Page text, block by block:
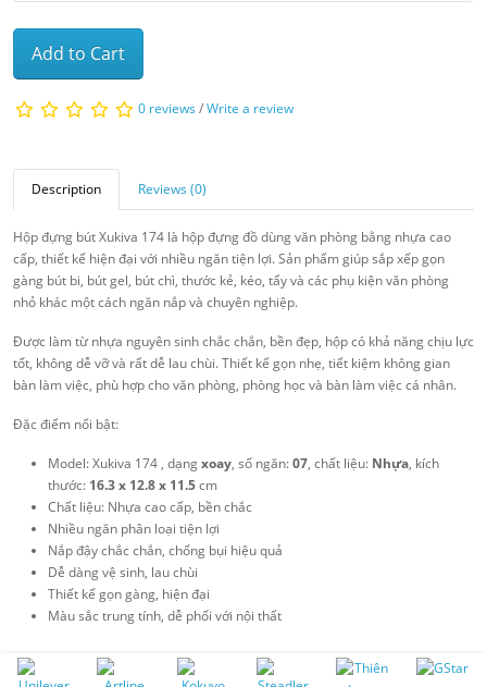
Add to Cart
0 reviews/Write a review
Description Reviews (0)
Hộp đựng bút Xukiva 174 là hộp đựng đồ dùng văn phòng bằng nhựa cao
cấp, thiết kế hiện đại với nhiều ngăn tiện lợi. Sản phẩm giúp sắp xếp gọn
gàng bút bi, bút gel, bút chì, thước kẻ, kéo, tẩy và các phụ kiện văn phòng
nhỏ khác một cách ngăn nắp và chuyên nghiệp.
Được làm từ nhựa nguyên sinh chắc chắn, bền đẹp, hộp có khả năng chịu lực
tốt, không dễ vỡ và rất dễ lau chùi. Thiết kế gọn nhẹ, tiết kiệm không gian
bàn làm việc, phù hợp cho văn phòng, phòng học và bàn làm việc cá nhân.
Đặc điểm nổi bật:
Model: Xukiva 174 , dạngxoay, số ngăn:07, chất liệu: Nhựa, kích
thước: 16.3 x 12.8 x 11.5cm
Chất liệu: Nhựa cao cấp, bền chắc
Nhiều ngăn phân loại tiện lợi
Nắp đậy chắc chắn, chống bụi hiệu quả
Dễ dàng vệ sinh, lau chùi
Thiết kế gọn gàng, hiện đại
Màu sắc trung tính, dễ phối với nội thất